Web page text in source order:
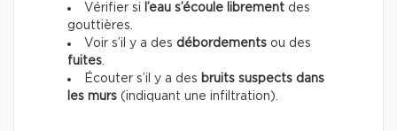
Vérifier si l’eau s’écoule librement des
gouttières.
Voir s’il y a des débordements ou des
fuites
Écouter s’il y a des bruits suspects dans
les murs (indiquant une infiltration).